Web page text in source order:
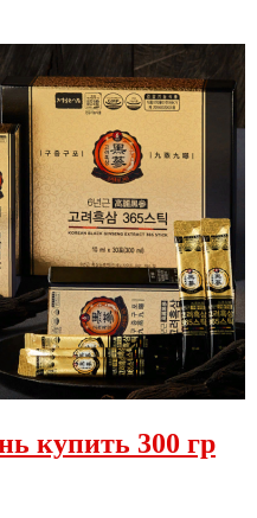
купить 300 гр